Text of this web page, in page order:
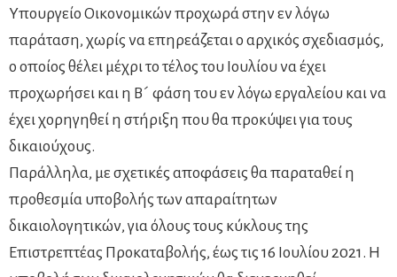
Υπουργείο Οικονομικών προχωρά στην εν λόγω
παράταση, χωρίς να επηρεάζεται ο αρχικός σχεδιασμός,
ο οποίος θέλει μέχρι το τέλος του Ιουλίου να έχει
προχωρήσει και η Β´ φάση του εν λόγω εργαλείου και να
έχει χορηγηθεί η στήριξη που θα προκύψει για τους
δικαιούχους.
Παράλληλα, με σχετικές αποφάσεις θα παραταθεί η
προθεσμία υποβολής των απαραίτητων
δικαιολογητικών, για όλους τους κύκλους της
Επιστρεπτέας Προκαταβολής, έως τις 16 Ιουλίου 2021. Η